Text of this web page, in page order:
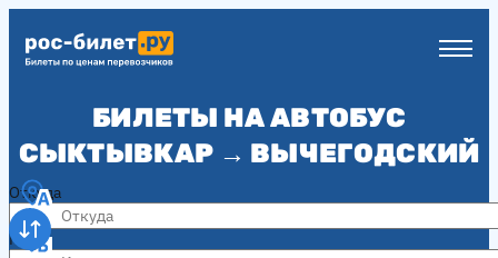
БИЛЕТЫ НА АВТОБУС
СЫКТЫВКАР → ВЫЧЕГОДСКИЙ
Откуда
Куда